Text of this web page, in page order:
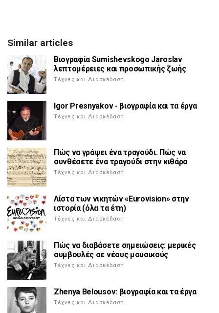
Similar articles
Βιογραφία Sumishevskogo Jaroslav
λεπτομέρειες και προσωπικής ζωής
Τέχνες και Διασκέδαση
Igor Presnyakov - βιογραφία και τα έργα
Τέχνες και Διασκέδαση
Πώς να γράψει ένα τραγούδι. Πώς να
συνθέσετε ένα τραγούδι στην κιθάρα
Τέχνες και Διασκέδαση
Λίστα των νικητών «Eurovision» στην
ιστορία (όλα τα έτη)
Τέχνες και Διασκέδαση
Πώς να διαβάσετε σημειώσεις: μερικές
συμβουλές σε νέους μουσικούς
Τέχνες και Διασκέδαση
Zhenya Belousov: βιογραφία και τα έργα
Τέχνες και Διασκέδαση